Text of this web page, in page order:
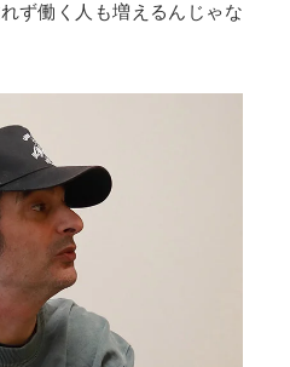
ず働く人も増えるんじゃな